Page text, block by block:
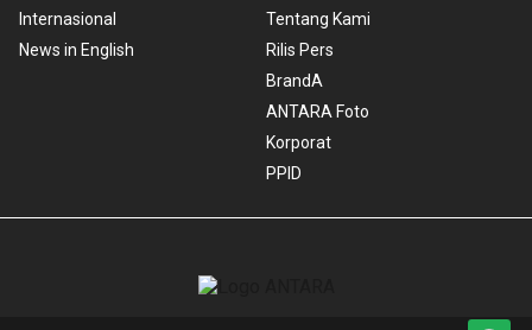
Internasional
News in English
Tentang Kami
Rilis Pers
BrandA
ANTARA Foto
Korporat
PPID